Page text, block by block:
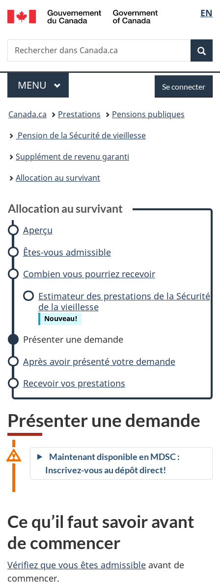
Passer
au
principal
Passer
à
Allocation
survivant
Passer
à
Au
du
Passer
à
version
simplifiée
de
la
EN
Recherche
Rechercher
dans
Menu
MENU PRINCIPAL
connecter
Se connecter
Vous
êtes
ici :
Canada.ca Prestations
Pensions publiques
Pension de la Sécurité de vieillesse
Supplément de revenu garanti
Allocation au survivant
Allocation au survivant
Aperçu
Êtes-vous admissible
Combien vous pourriez recevoir
Estimateur des prestations de la Sécurité
de la vieillesse
Nouveau!
Présenter une demande
Après avoir présenté votre demande
Recevoir vos prestations
Présenter une demande
Maintenant disponible en MDSC :
Inscrivez-vous au dépôt direct!
Ce qu’il faut savoir avant
de commencer
Vérifiez que vous êtes admissible avant de
commencer.